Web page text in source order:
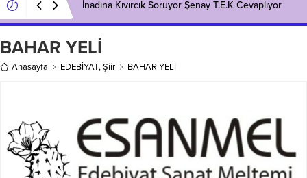
İnadına Kıvırcık Soruyor Şenay T.E.K Cevaplıyor
BAHAR YELİ
Anasayfa EDEBİYAT,Şiir BAHAR YELİ